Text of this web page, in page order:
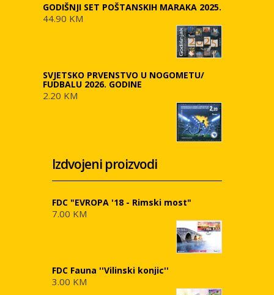
GODIŠNJI SET POŠTANSKIH MARAKA 2025.
44.90 KM
SVJETSKO PRVENSTVO U NOGOMETU/
FUDBALU 2026. GODINE
2.20 KM
Izdvojeni proizvodi
FDC "EVROPA '18 - Rimski most"
7.00 KM
FDC Fauna ''Vilinski konjic''
3.00 KM